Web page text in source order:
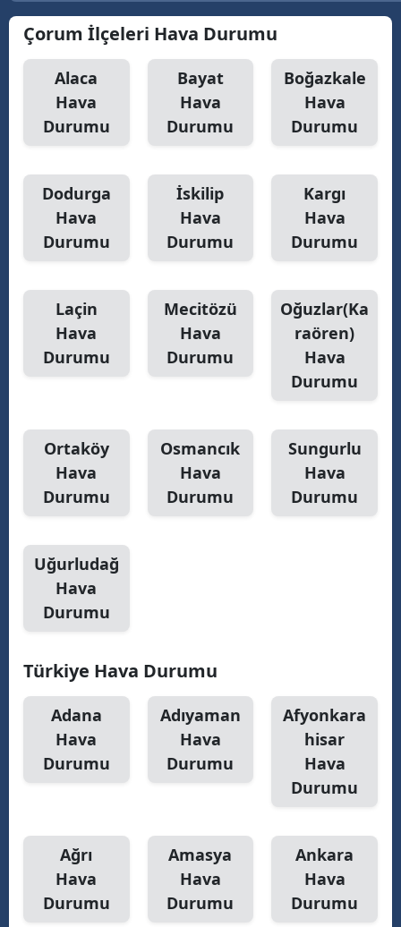
Çorum İlçeleri Hava Durumu
Alaca
Hava
Durumu
Bayat
Hava
Durumu
Boğazkale
Hava
Durumu
Dodurga
Hava
Durumu
İskilip
Hava
Durumu
Kargı
Hava
Durumu
Laçin
Hava
Durumu
Mecitözü
Hava
Durumu
Oğuzlar(Ka
raören)
Hava
Durumu
Ortaköy
Hava
Durumu
Osmancık
Hava
Durumu
Sungurlu
Hava
Durumu
Uğurludağ
Hava
Durumu
Türkiye Hava Durumu
Adana
Hava
Durumu
Adıyaman
Hava
Durumu
Afyonkara
hisar
Hava
Durumu
Ağrı
Hava
Durumu
Amasya
Hava
Durumu
Ankara
Hava
Durumu